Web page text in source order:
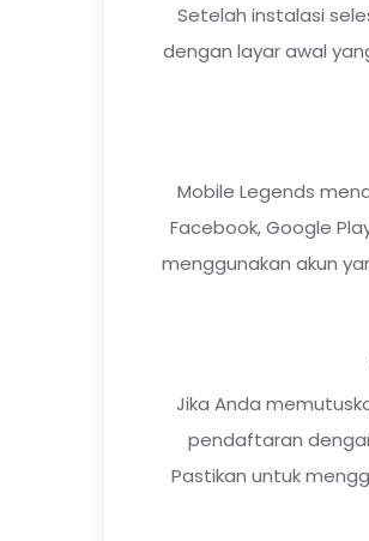
Setelah instalasi
dengan layar awal
Mobile Legends
Facebook, Google
menggunakan akun
Jika Anda
pendaftaran
Pastikan untuk